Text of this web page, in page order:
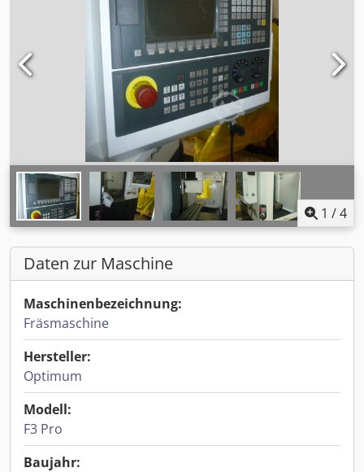
1 /4
Daten zur Maschine
Maschinenbezeichnung:
Fräsmaschine
Hersteller:
Optimum
Modell:
F3 Pro
Baujahr: